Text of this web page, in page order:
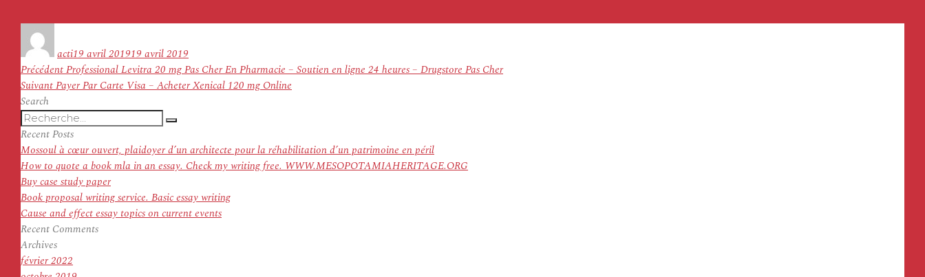
actile
19 avril 201919 avril 2019
Navigation
de
l’article
PrécédentArticle
précédent :
Professional Levitra 20 mg Pas Cher En Pharmacie – Soutien en ligne 24 heures – Drugstore Pas Cher
SuivantArticle
Payer Par Carte Visa – Acheter Xenical 120 mg Online
Search
Recherche
pour
:
Recherche
Recent Posts
Mossoul à cœur ouvert, plaidoyer d’un architecte pour la réhabilitation d’un patrimoine en péril
How to quote a book mla in an essay. Check my writing free. WWW.MESOPOTAMIAHERITAGE.ORG
Buy case study paper
Book proposal writing service. Basic essay writing
Cause and effect essay topics on current events
Recent Comments
Archives
février 2022